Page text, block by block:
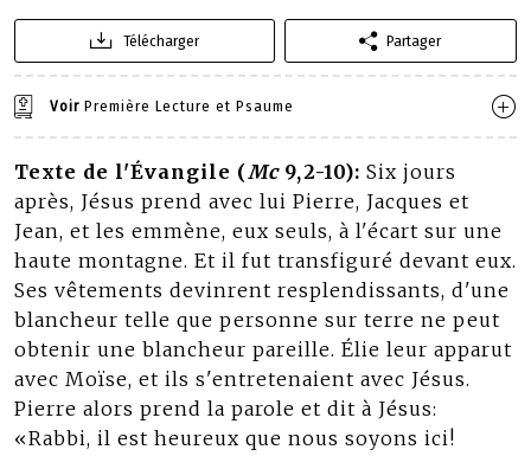
Télécharger Partager
Voir Première Lecture et Psaume
Texte de l'Évangile (Mc9,2-10): Six jours
après, Jésus prend avec lui Pierre, Jacques et
Jean, et les emmène, eux seuls, à l'écart sur une
haute montagne. Et il fut transfiguré devant eux.
Ses vêtements devinrent resplendissants, d'une
blancheur telle que personne sur terre ne peut
obtenir une blancheur pareille. Élie leur apparut
avec Moïse, et ils s'entretenaient avec Jésus.
Pierre alors prend la parole et dit à Jésus:
«Rabbi, il est heureux que nous soyons ici!